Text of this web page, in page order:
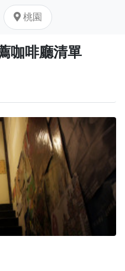
桃園
咖啡廳清單